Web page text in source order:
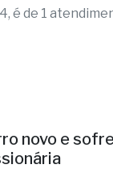
é de 1
novo e